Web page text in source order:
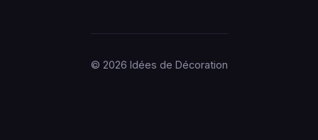
© 2026 Idées de Décoration